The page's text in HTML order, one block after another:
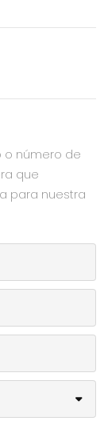
o número de
que
para nuestra